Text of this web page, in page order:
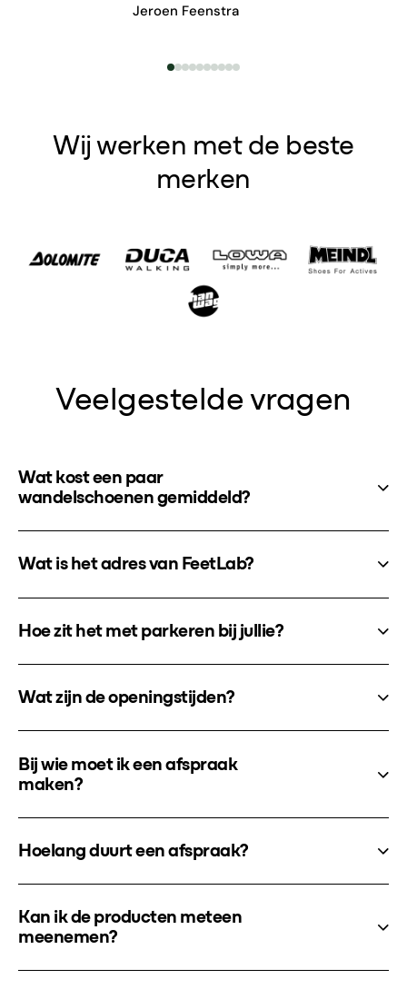
Jeroen Feenstra
Wij werken met de beste
merken
Veelgestelde vragen
Wat kost een paar
wandelschoenen gemiddeld?
Wat is het adres van FeetLab?
Hoe zit het met parkeren bij jullie?
Wat zijn de openingstijden?
Bij wie moet ik een afspraak
maken?
Hoelang duurt een afspraak?
Kan ik de producten meteen
meenemen?